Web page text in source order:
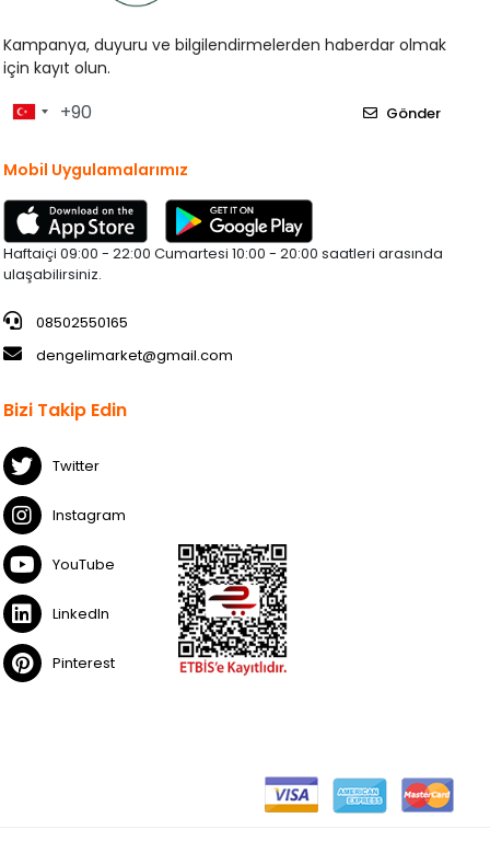
Kampanya, duyuru ve bilgilendirmelerden haberdar olmak
için kayıt olun.
Gönder
Mobil Uygulamalarımız
Haftaiçi 09:00 - 22:00 Cumartesi 10:00 - 20:00 saatleri arasında
ulaşabilirsiniz.
08502550165
dengelimarket@gmail.com
Bizi Takip Edin
Twitter
Instagram
YouTube
LinkedIn
Pinterest